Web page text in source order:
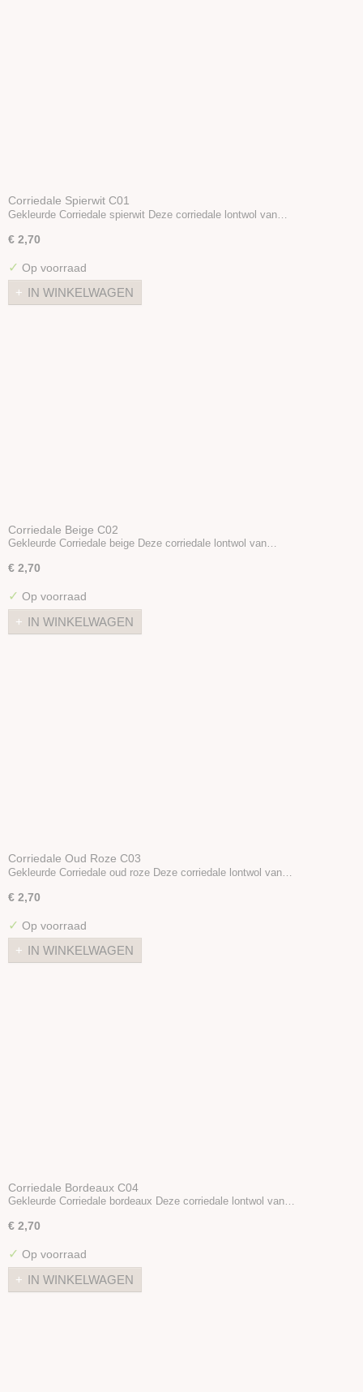
Corriedale Spierwit C01
Gekleurde Corriedale spierwit Deze corriedale lontwol van…
€ 2,70
✓ Op voorraad
IN WINKELWAGEN
Corriedale Beige C02
Gekleurde Corriedale beige Deze corriedale lontwol van…
€ 2,70
✓ Op voorraad
IN WINKELWAGEN
Corriedale Oud Roze C03
Gekleurde Corriedale oud roze Deze corriedale lontwol van…
€ 2,70
✓ Op voorraad
IN WINKELWAGEN
Corriedale Bordeaux C04
Gekleurde Corriedale bordeaux Deze corriedale lontwol van…
€ 2,70
✓ Op voorraad
IN WINKELWAGEN